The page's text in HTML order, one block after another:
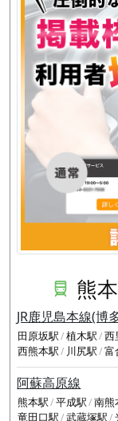
熊
JR鹿児島本線(博
田原坂駅 植木駅 西
西熊本駅
川尻駅 富
阿蘇高原線
熊本駅 平成駅 南熊
竜田口駅 武蔵塚駅